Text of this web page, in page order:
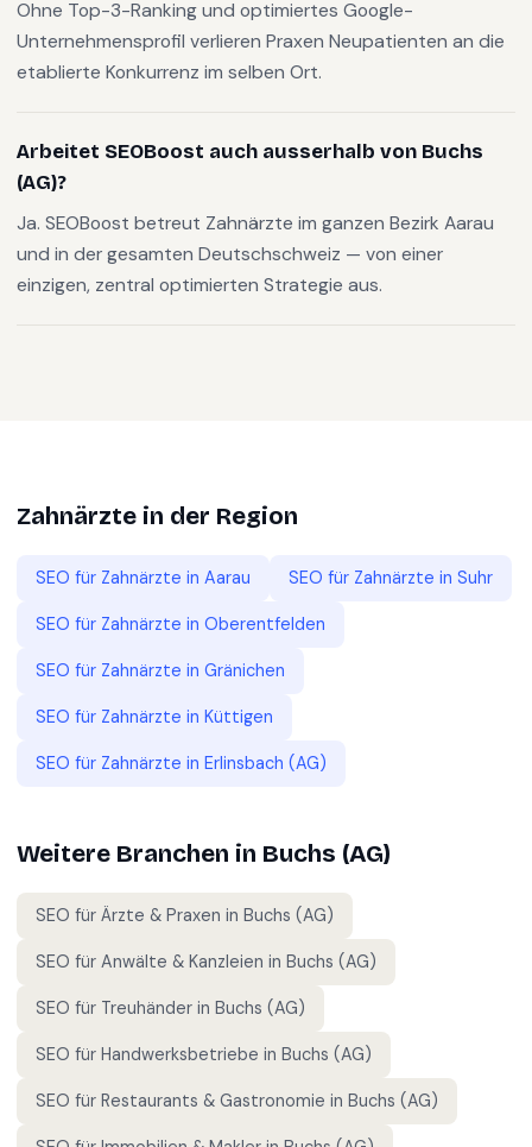
Ohne Top-3-Ranking und optimiertes Google-
Unternehmensprofil verlieren Praxen Neupatienten an die
etablierte Konkurrenz im selben Ort.
Arbeitet SEOBoost auch ausserhalb von Buchs
(AG)?
Ja. SEOBoost betreut Zahnärzte im ganzen Bezirk Aarau
und in der gesamten Deutschschweiz — von einer
einzigen, zentral optimierten Strategie aus.
Zahnärzte in der Region
SEO für Zahnärzte in Aarau SEO für Zahnärzte in Suhr
SEO für Zahnärzte in Oberentfelden
SEO für Zahnärzte in Gränichen
SEO für Zahnärzte in Küttigen
SEO für Zahnärzte in Erlinsbach (AG)
Weitere Branchen in Buchs (AG)
SEO für Ärzte & Praxen in Buchs (AG)
SEO für Anwälte & Kanzleien in Buchs (AG)
SEO für Treuhänder in Buchs (AG)
SEO für Handwerksbetriebe in Buchs (AG)
SEO für Restaurants & Gastronomie in Buchs (AG)